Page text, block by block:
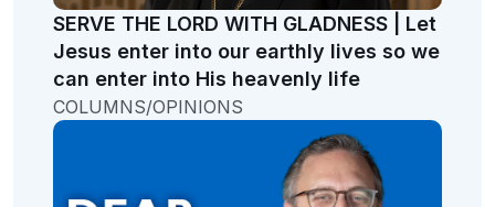
SERVE THE LORD WITH GLADNESS | Let
Jesus enter into our earthly lives so we
can enter into His heavenly life
COLUMNS/OPINIONS